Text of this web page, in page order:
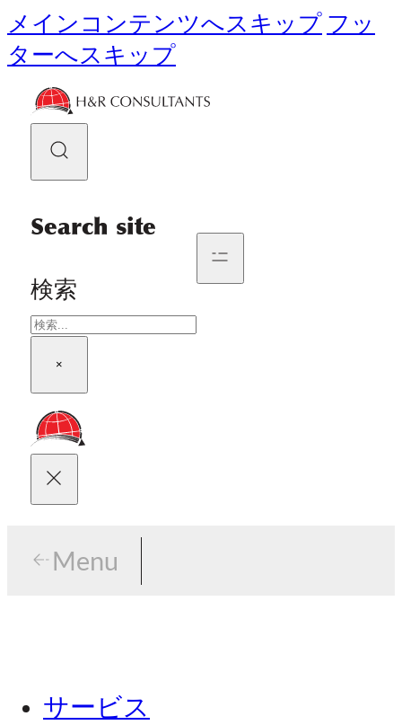
メインコンテンツへスキップ フッ
ターへスキップ
Search site
検索
×
Menu
東京
Menu
サービス